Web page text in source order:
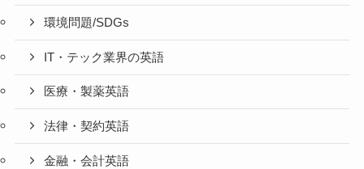
環境問題/SDGs
IT・テック業界の英語
医療・製薬英語
法律・契約英語
金融・会計英語